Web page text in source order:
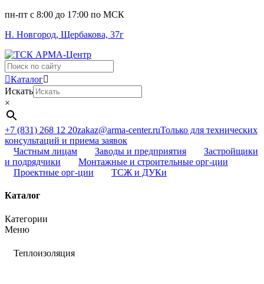
пн-пт c 8:00 до 17:00 по МСК
Н. Новгород, Щербакова, 37г
Поиск
...Каталог
Искать
×
+7 (831) 268 12 20zakaz@arma-center.ruТолько для технических
консультаций и приема заявок
Частным лицам
Заводы и предприятия
Застройщики
и подрядчики
Монтажные и строительные орг-ции
Проектные орг-ции
ТСЖ и ДУКи
Каталог
Категории
Меню
Теплоизоляция